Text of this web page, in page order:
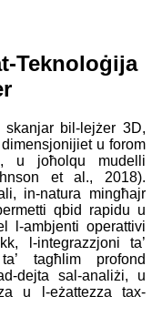
Teknoloġija
skanjar bil-lejżer 3D,
u forom
u joħolqu mudelli
et al., 2018).
in-natura mingħajr
qbid rapidu u
l-ambjenti operattivi
l-integrazzjoni ta’
tagħlim profond
dejta sal-analiżi, u
u l-eżattezza tax-